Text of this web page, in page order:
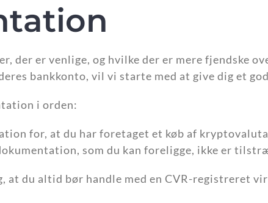
der er venlige, og hvilke der er mere fjendske
bankkonto, vil vi starte med at give dig et
i orden:
for, at du har foretaget et køb af
som du kan foreligge, ikke er
at du altid bør handle med en CVR-registreret